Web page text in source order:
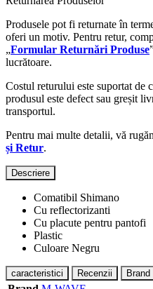
Produsele pot fi returnate în
oferi un motiv. Pentru retur,
„Formular Returnări Produse
lucrătoare.
Costul returului este suportat de
produsul este defect sau greșit
transportul.
Pentru mai multe detalii, vă
și Retur.
Descriere
Comatibil Shimano
Cu reflectorizanti
Cu placute pentru pantofi
Plastic
Culoare Negru
caracteristici Recenzii Brand